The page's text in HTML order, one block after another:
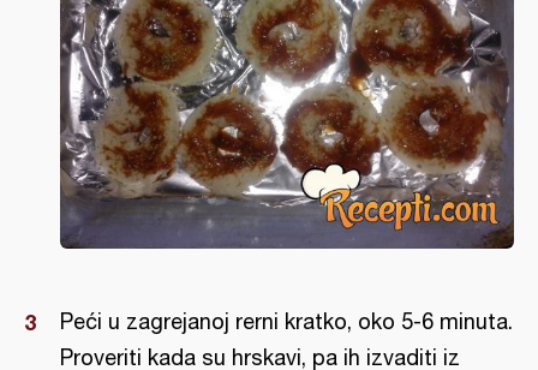
Peći u zagrejanoj rerni kratko, oko 5-6 minuta.
Proveriti kada su hrskavi, pa ih izvaditi iz